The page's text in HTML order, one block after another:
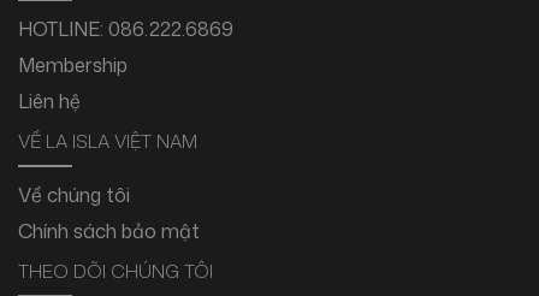
HOTLINE: 086.222.6869
Membership
Liên hệ
VỀ LA ISLA VIỆT NAM
Về chúng tôi
Chính sách bảo mật
THEO DÕI CHÚNG TÔI